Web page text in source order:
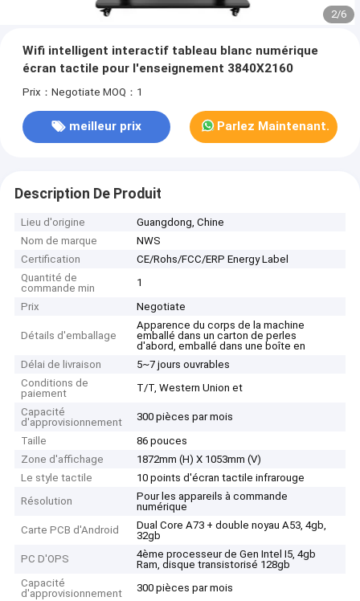
3/6
Wifi intelligent interactif tableau blanc numérique
écran tactile pour l'enseignement 3840X2160
Prix：Negotiate MOQ：1
meilleur prix Parlez Maintenant.
Description De Produit
Lieu d'origine
Guangdong, Chine
Nom de marque
NWS
Certification
CE/Rohs/FCC/ERP Energy Label
Quantité de
commande min
1
Prix
Negotiate
Détails d'emballage
Apparence du corps de la machine
emballé dans un carton de perles
d'abord, emballé dans une boîte en
Délai de livraison
5~7 jours ouvrables
Conditions de
paiement
T/T, Western Union et
Capacité
d'approvisionnement
300 pièces par mois
Taille
86 pouces
Zone d'affichage
1872mm (H) X 1053mm (V)
Le style tactile
10 points d'écran tactile infrarouge
Résolution
Pour les appareils à commande
numérique
Carte PCB d'Android
Dual Core A73 + double noyau A53, 4gb,
32gb
PC D'OPS
4ème processeur de Gen Intel I5, 4gb
Ram, disque transistorisé 128gb
Capacité
d'approvisionnement
300 pièces par mois